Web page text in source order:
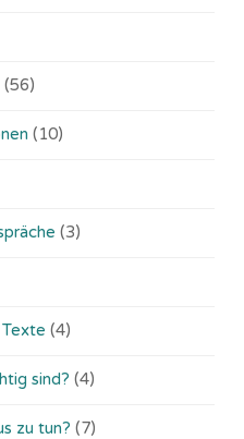
(56)
(10)
(3)
(4)
sind? (4)
zu tun? (7)